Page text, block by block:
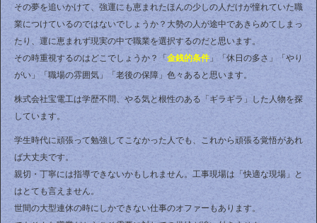
その夢を追いかけて、強運にも恵まれたほんの少しの人だけが憧れていた職
業につけているのではないでしょうか？大勢の人が途中であきらめてしまっ
たり、運に恵まれず現実の中で職業を選択するのだと思います。
その時重視するのはどこでしょうか？「 金銭的条件」「休日の多さ」「やり
がい」「職場の雰囲気」「老後の保障」色々あると思います。
株式会社宝電工は学歴不問、やる気と根性のある「ギラギラ」した人物を探
しています。
学生時代に頑張って勉強してこなかった人でも、これから頑張る覚悟があれ
ば大丈夫です。
親切・丁寧には指導できないかもしれません。工事現場は「快適な現場」と
はとても言えません。
世間の大型連休の時にしかできない仕事のオファーもあります。